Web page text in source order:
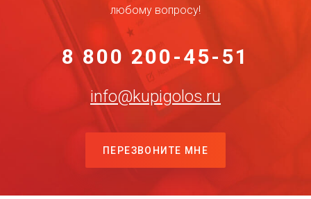
любому вопросу!
8 800 200-45-51
info@kupigolos.ru
ПЕРЕЗВОНИТЕ МНЕ